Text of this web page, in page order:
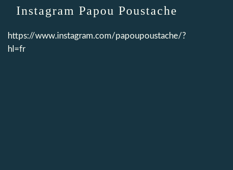
Instagram Papou Poustache
https://www.instagram.com/papoupoustache/?
hl=fr